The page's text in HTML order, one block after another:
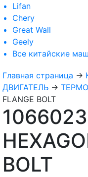
Lifan
Chery
Great Wall
Geely
Все китайские
Главная страница →
ДВИГАТЕЛЬ →
FLANGE BOLT
BOLT